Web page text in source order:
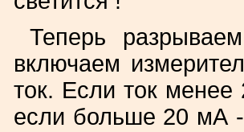
Теперь
включаем
ток. Если ток
если больше 20 мА